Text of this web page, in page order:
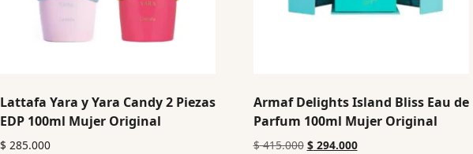
Lattafa Yara y Yara Candy 2 Piezas
EDP 100ml Mujer Original
$ 285.000
Armaf Delights Island Bliss Eau de
Parfum 100ml Mujer Original
$415.000 $294.000